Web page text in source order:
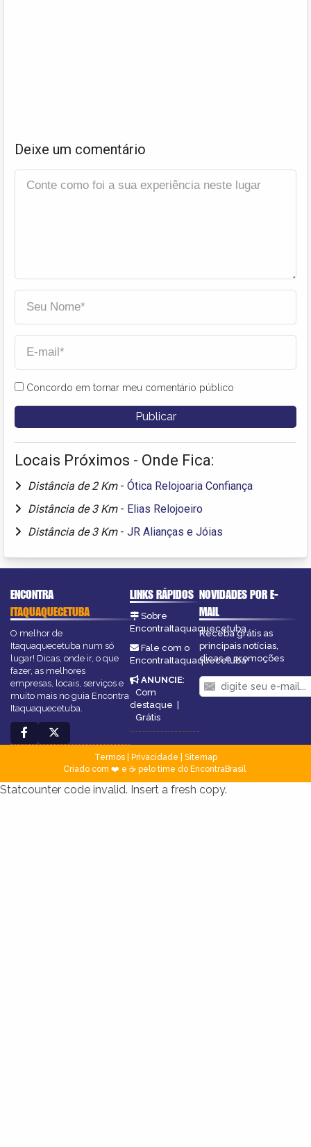
Deixe um comentário
Concordo em tornar meu comentário público
Locais Próximos - Onde Fica:
Distância de 2 Km - Ótica Relojoaria Confiança
Distância de 3 Km - Elias Relojoeiro
Distância de 3 Km - JR Alianças e Jóias
ENCONTRA
ITAQUAQUECETUBA
O melhor de
Itaquaquecetuba num só
lugar! Dicas, onde ir, o que
fazer, as melhores
empresas, locais, serviços e
muito mais no guia Encontra
Itaquaquecetuba.
LINKS RÁPIDOS
Sobre
EncontraItaquaquecetuba
Fale com o
EncontraItaquaquecetuba
ANUNCIE:
Com
destaque |
Grátis
NOVIDADES POR E-
MAIL
Receba grátis as
principais notícias,
dicas e promoções
Termos| Privacidade
Sitemap
Criado com ❤️ e ☕ pelo time do EncontraBrasil
Statcounter code invalid. Insert a fresh copy.